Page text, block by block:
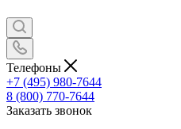
Телефоны
+7 (495) 980-7644
8 (800) 770-7644
Заказать звонок